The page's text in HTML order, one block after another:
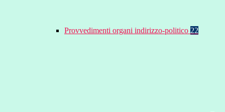
Provvedimenti organi indirizzo-politico 22